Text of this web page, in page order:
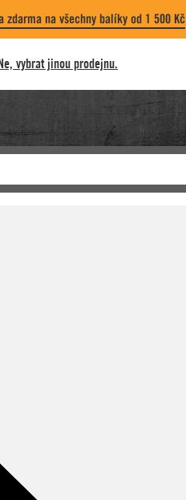
zdarma na všechny balíky od 1 500 Kč
vybrat jinou prodejnu.